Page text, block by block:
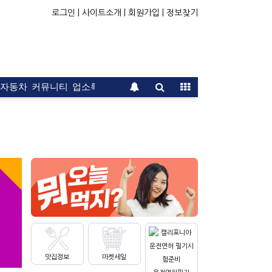
로그인 | 사이트소개 | 회원가입 | 정보찾기
자동차 커뮤니티 업소록 운전면허 문의 광고
맛집정보 마켓세일